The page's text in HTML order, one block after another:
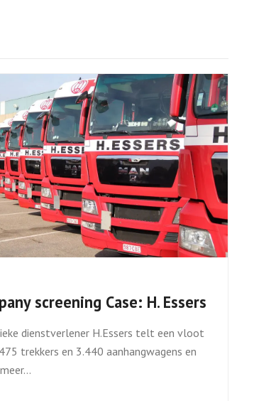
screening Case: H. Essers
dienstverlener H.Essers telt een vloot
trekkers en 3.440 aanhangwagens en